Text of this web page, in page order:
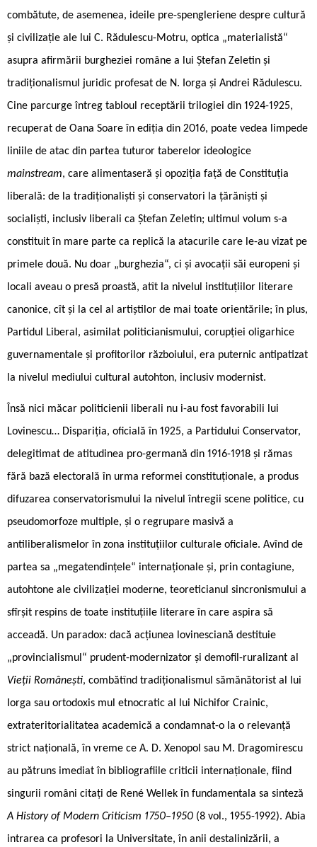
combătute, de asemenea, ideile pre-spengleriene despre cultură
și civilizație ale lui C. Rădulescu-Motru, optica „materialistă“
asupra afirmării burgheziei române a lui Ștefan Zeletin și
tradiționalismul juridic profesat de N. Iorga și Andrei Rădulescu.
Cine parcurge întreg tabloul receptării trilogiei din 1924-1925,
recuperat de Oana Soare în ediția din 2016, poate vedea limpede
liniile de atac din partea tuturor taberelor ideologice
mainstream, care alimentaseră și opoziția față de Constituția
liberală: de la tradiționaliști și conservatori la țărăniști și
socialiști, inclusiv liberali ca Ștefan Zeletin; ultimul volum s-a
constituit în mare parte ca replică la atacurile care le-au vizat pe
primele două. Nu doar „burghezia“, ci și avocații săi europeni și
locali aveau o presă proastă, atît la nivelul instituțiilor literare
canonice, cît și la cel al artiștilor de mai toate orientările; în plus,
Partidul Liberal, asimilat politicianismului, corupției oligarhice
guvernamentale și profitorilor războiului, era puternic antipatizat
la nivelul mediului cultural autohton, inclusiv modernist.
Însă nici măcar politicienii liberali nu i-au fost favorabili lui
Lovinescu… Dispariția, oficială în 1925, a Partidului Conservator,
delegitimat de atitudinea pro-germană din 1916-1918 și rămas
fără bază electorală în urma reformei constituționale, a produs
difuzarea conservatorismului la nivelul întregii scene politice, cu
pseudomorfoze multiple, și o regrupare masivă a
antiliberalismelor în zona instituțiilor culturale oficiale. Avînd de
partea sa „megatendințele“ internaționale și, prin contagiune,
autohtone ale civilizației moderne, teoreticianul sincronismului a
sfîrșit respins de toate instituțiile literare în care aspira să
acceadă. Un paradox: dacă acțiunea lovinesciană destituie
„provincialismul“ prudent-modernizator și demofil-ruralizant al
Vieții Românești, combătînd tradiționalismul sămănătorist al lui
Iorga sau ortodoxis ­mul etnocratic al lui Nichifor Crainic,
extrateritorialitatea academică a condamnat-o la o relevanță
strict națională, în vreme ce A. D. Xenopol sau M. Dragomirescu
au pătruns imediat în bibliografiile criticii internaționale, fiind
singurii români citați de René Wellek în fundamentala sa sinteză
A History of Modern Criticism 1750–1950 (8 vol., 1955-1992). Abia
intrarea ca profesori la Universitate, în anii destalinizării, a